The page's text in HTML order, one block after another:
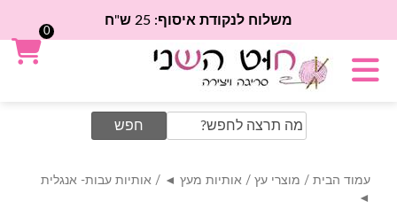
משלוח לנקודת איסוף: 25 ש"ח
Search
for:
עמוד הבית / מוצרי עץ / אותיות מעץ ◄ / אותיות עבות- אנגלית
◄
0